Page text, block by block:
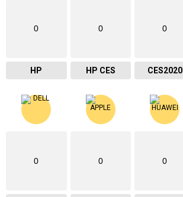
0
HP
0
HP CES
0
CES2020
0 0 0